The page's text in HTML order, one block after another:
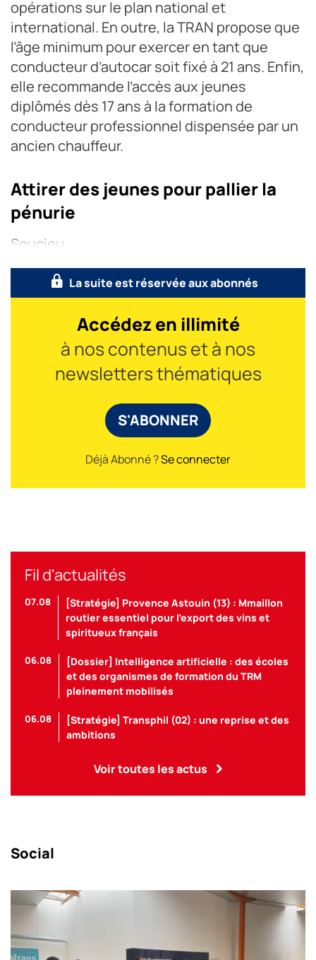
opérations sur le plan national et
international. En outre, la TRAN propose que
l’âge minimum pour exercer en tant que
conducteur d’autocar soit fixé à 21 ans. Enfin,
elle recommande l’accès aux jeunes
diplômés dès 17 ans à la formation de
conducteur professionnel dispensée par un
ancien chauffeur.
Attirer des jeunes pour pallier la
pénurie
Soucieu
La suite est réservée aux abonnés
Accédez en illimité
à nos contenus et à nos
newsletters thématiques
S'ABONNER
Déjà Abonné ?Se connecter
Fil d'actualités
07.08
[Stratégie] Provence Astouin (13) : Mmaillon
routier essentiel pour l’export des vins et
spiritueux français
06.08
[Dossier] Intelligence artificielle : des écoles
et des organismes de formation du TRM
pleinement mobilisés
06.08
[Stratégie] Transphil (02) : une reprise et des
ambitions
Voir toutes les actus
Social